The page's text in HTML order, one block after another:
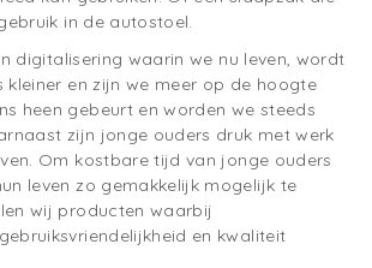
in de autostoel.
digitalisering waarin we nu leven, wordt
kleiner en zijn we meer op de hoogte
heen gebeurt en worden we steeds
zijn jonge ouders druk met werk
Om kostbare tijd van jonge ouders
leven zo gemakkelijk mogelijk te
wij producten waarbij
en kwaliteit